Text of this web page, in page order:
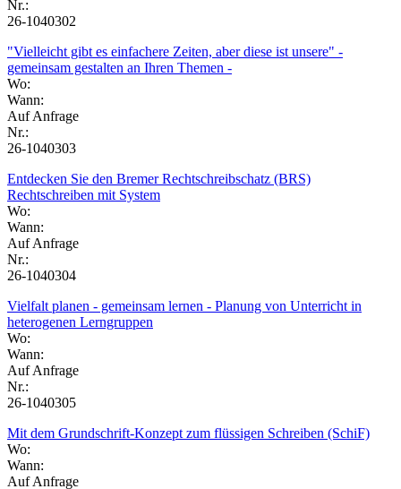
Nr.:
26-1040302
"Vielleicht gibt es einfachere Zeiten, aber diese ist unsere" -
gemeinsam gestalten an Ihren Themen -
Wo:
Wann:
Auf Anfrage
Nr.:
26-1040303
Entdecken Sie den Bremer Rechtschreibschatz (BRS)
Rechtschreiben mit System
Wo:
Wann:
Auf Anfrage
Nr.:
26-1040304
Vielfalt planen - gemeinsam lernen - Planung von Unterricht in
heterogenen Lerngruppen
Wo:
Wann:
Auf Anfrage
Nr.:
26-1040305
Mit dem Grundschrift-Konzept zum flüssigen Schreiben (SchiF)
Wo:
Wann:
Auf Anfrage